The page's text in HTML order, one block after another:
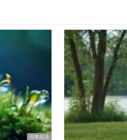
日常生活